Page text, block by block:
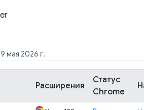
мая 2026 г.
Расширения
Статус
Chrome